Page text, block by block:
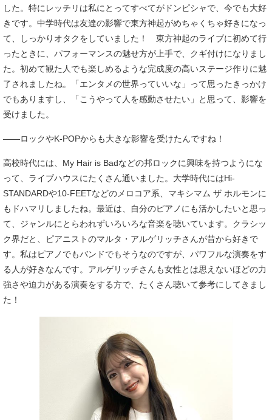
した。特にレッチリは私にとってすべてがドンピシャで、今でも大好
きです。中学時代は友達の影響で東方神起がめちゃくちゃ好きになっ
て、しっかりオタクをしていました！ 東方神起のライブに初めて行
ったときに、パフォーマンスの魅せ方が上手で、クギ付けになりまし
た。初めて観た人でも楽しめるような完成度の高いステージ作りに魅
了されましたね。「エンタメの世界っていいな」って思ったきっかけ
でもありますし、「こうやって人を感動させたい」と思って、影響を
受けました。
――ロックやK-POPからも大きな影響を受けたんですね！
高校時代には、My Hair is Badなどの邦ロックに興味を持つようにな
って、ライブハウスにたくさん通いました。大学時代にはHi-
STANDARDや10-FEETなどのメロコア系、マキシマム ザ ホルモンに
もドハマリしましたね。最近は、自分のピアノにも活かしたいと思っ
て、ジャンルにとらわれずいろいろな音楽を聴いています。クラシッ
ク界だと、ピアニストのマルタ・アルゲリッチさんが昔から好きで
す。私はピアノでもバンドでもそうなのですが、パワフルな演奏をす
る人が好きなんです。アルゲリッチさんも女性とは思えないほどの力
強さや迫力がある演奏をする方で、たくさん聴いて参考にしてきまし
た！